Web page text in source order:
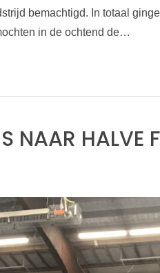
bemachtigd. In totaal
in de ochtend de…
NAAR HALVE